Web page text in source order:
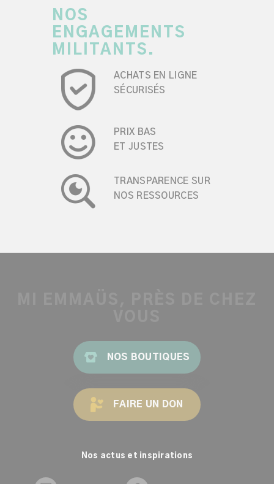
NOS
ENGAGEMENTS
MILITANTS.
ACHATS EN LIGNE
SÉCURISÉS
PRIX BAS
ET JUSTES
TRANSPARENCE SUR
NOS RESSOURCES
NOS BOUTIQUES
FAIRE UN DON
Nos actus et inspirations